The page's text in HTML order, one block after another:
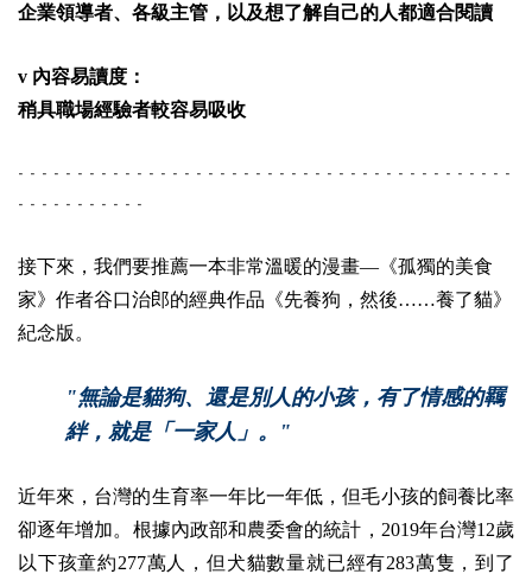
企業領導者、各級主管，以及想了解自己的人都適合閱讀
v 內容易讀度：
稍具職場經驗者較容易吸收
- - - - - - - - - - - - - - - - - - - - - - - - - - - - - - - - - - - - - - - - - -
- - - - - - - - - - -
接下來，我們要推薦一本非常溫暖的漫畫—《孤獨的美食
家》作者谷口治郎的經典作品《先養狗，然後……養了貓》
紀念版。
"無論是貓狗、還是別人的小孩，有了情感的羈
絆，就是「一家人」。"
近年來，台灣的生育率一年比一年低，但毛小孩的飼養比率
卻逐年增加。根據內政部和農委會的統計，2019年台灣12歲
以下孩童約277萬人，但犬貓數量就已經有283萬隻，到了